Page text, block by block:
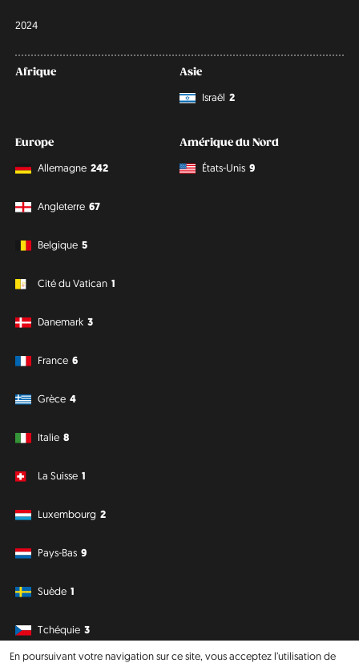
En poursuivant votre navigation sur ce site, vous acceptez l’utilisation de
2024
Afrique
Asie
Israël 2
Europe
Allemagne 242
Angleterre 67
Belgique 5
Cité du Vatican 1
Danemark 3
France 6
Grèce 4
Italie 8
La Suisse 1
Luxembourg 2
Pays-Bas 9
Suède 1
Tchéquie 3
Amérique du Nord
États-Unis 9